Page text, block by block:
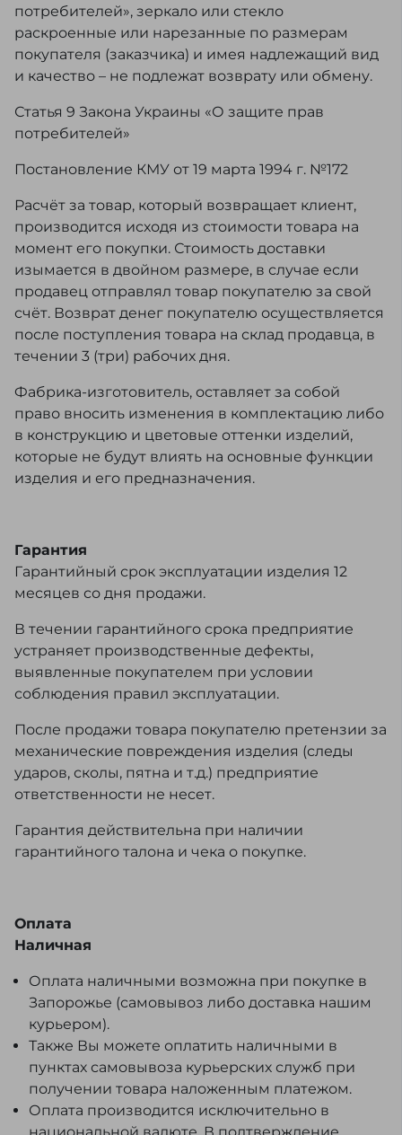
потребителей», зеркало или стекло
раскроенные или нарезанные по размерам
покупателя (заказчика) и имея надлежащий вид
и качество – не подлежат возврату или обмену.
Статья 9 Закона Украины «О защите прав
потребителей»
Постановление КМУ от 19 марта 1994 г. №172
Расчёт за товар, который возвращает клиент,
производится исходя из стоимости товара на
момент его покупки. Стоимость доставки
изымается в двойном размере, в случае если
продавец отправлял товар покупателю за свой
счёт. Возврат денег покупателю осуществляется
после поступления товара на склад продавца, в
течении 3 (три) рабочих дня.
Фабрика-изготовитель, оставляет за собой
право вносить изменения в комплектацию либо
в конструкцию и цветовые оттенки изделий,
которые не будут влиять на основные функции
изделия и его предназначения.
Гарантия
Гарантийный срок эксплуатации изделия 12
месяцев со дня продажи.
В течении гарантийного срока предприятие
устраняет производственные дефекты,
выявленные покупателем при условии
соблюдения правил эксплуатации.
После продажи товара покупателю претензии за
механические повреждения изделия (следы
ударов, сколы, пятна и т.д.) предприятие
ответственности не несет.
Гарантия действительна при наличии
гарантийного талона и чека о покупке.
Оплата
Наличная
Оплата наличными возможна при покупке в
Запорожье (самовывоз либо доставка нашим
курьером).
Также Вы можете оплатить наличными в
пунктах самовывоза курьерских служб при
получении товара наложенным платежом.
Оплата производится исключительно в